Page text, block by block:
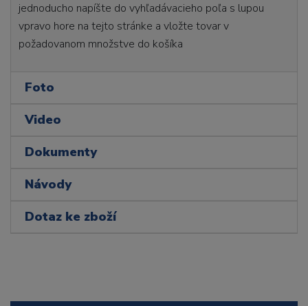
jednoducho napíšte do vyhľadávacieho poľa s lupou
vpravo hore na tejto stránke a vložte tovar v
požadovanom množstve do košíka
Foto
Video
Dokumenty
Návody
Dotaz ke zboží